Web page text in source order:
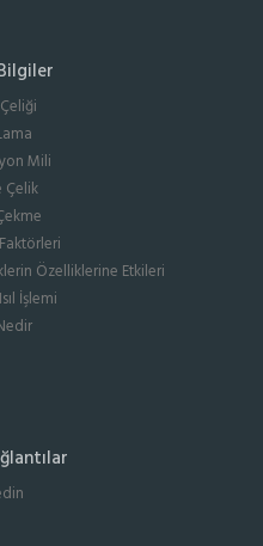
Mili
Çelik
Özelliklerine Etkileri
İşlemi